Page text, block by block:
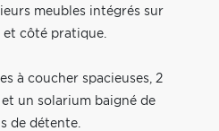
meubles intégrés sur
et côté pratique.
à coucher spacieuses, 2
un solarium baigné de
de détente.